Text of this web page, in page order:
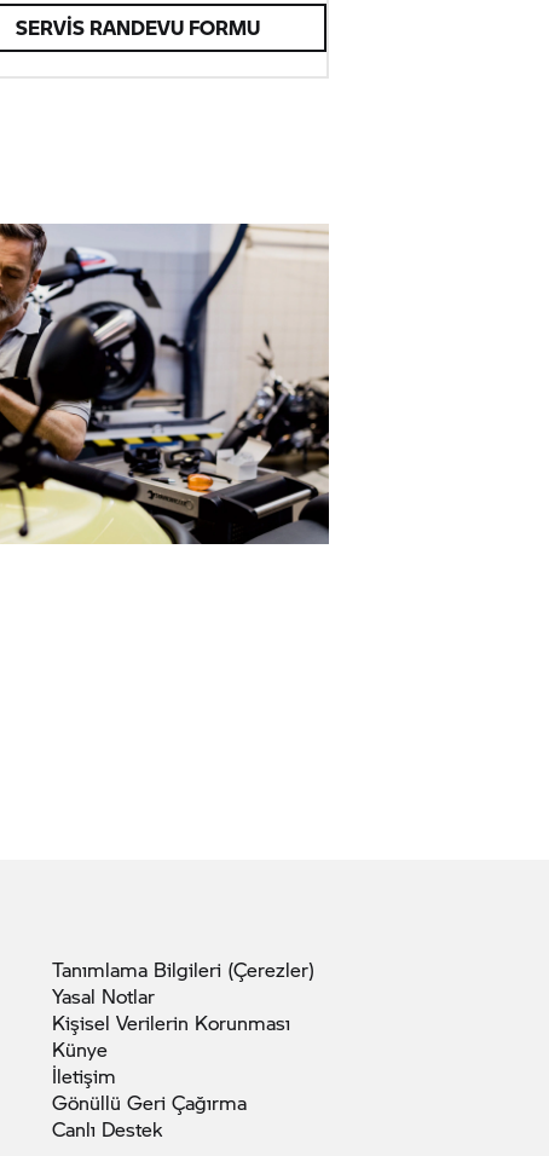
SERVIS RANDEVU FORMU
Tanımlama Bilgileri (Çerezler)
Yasal Notlar
Kişisel Verilerin Korunması
Künye
İletişim
Gönüllü Geri Çağırma
Canlı Destek